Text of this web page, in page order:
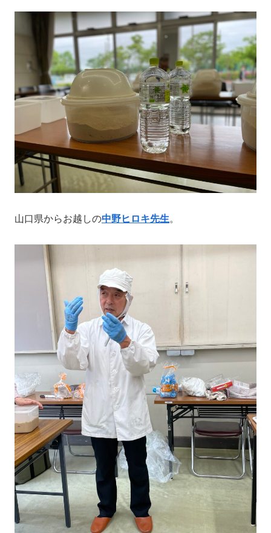
山口県からお越しの中野ヒロキ先生。